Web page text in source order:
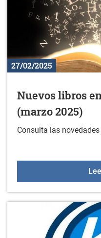
27/02/2025
Nuevos libros
(marzo 2025)
Consulta las